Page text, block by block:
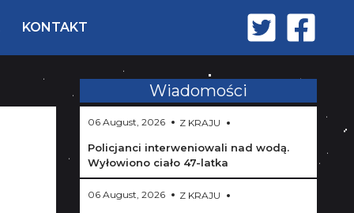
KONTAKT
Wiadomości
06 August, 2026 Z KRAJU
Policjanci interweniowali nad wodą.
Wyłowiono ciało 47-latka
06 August, 2026 Z KRAJU